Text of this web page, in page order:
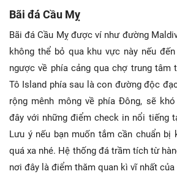
Bãi đá Cầu Mỵ
Bãi đá Cầu Mỵ được ví như đường
không thể bỏ qua khu vực này nếu
ngược về phía cảng qua chợ trung tâm
Tô Island phía sau là con đường độc
rộng mênh mông về phía Đông, sẽ
đây với những điểm check in nổi tiếng
Lưu ý nếu bạn muốn tắm cần chuẩn
quá xa nhé. Hệ thống đá trầm tích từ
nơi đây là điểm thăm quan kì vĩ nhất